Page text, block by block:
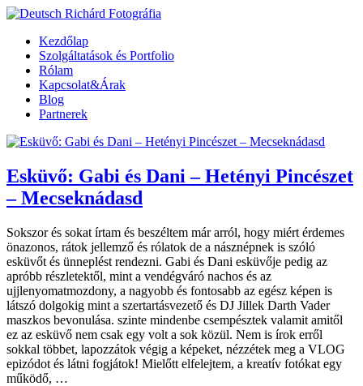
Kezdőlap
Szolgáltatások és Portfolio
Rólam
Kapcsolat&Árak
Blog
Partnerek
Esküvő: Gabi és Dani – Hetényi Pincészet
– Mecseknádasd
Sokszor és sokat írtam és beszéltem már arról, hogy miért érdemes
önazonos, rátok jellemző és rólatok de a násznépnek is szóló
esküvőt és ünneplést rendezni. Gabi és Dani esküvője pedig az
apróbb részletektől, mint a vendégváró nachos és az
ujjlenyomatmozdony, a nagyobb és fontosabb az egész képen is
látszó dolgokig mint a szertartásvezető és DJ Jillek Darth Vader
maszkos bevonulása. szinte mindenbe csempésztek valamit amitől
ez az esküvő nem csak egy volt a sok közül. Nem is írok erről
sokkal többet, lapozzátok végig a képeket, nézzétek meg a VLOG
epizódot és látni fogjátok! Mielőtt elfelejtem, a kreatív fotókat egy
működő, …